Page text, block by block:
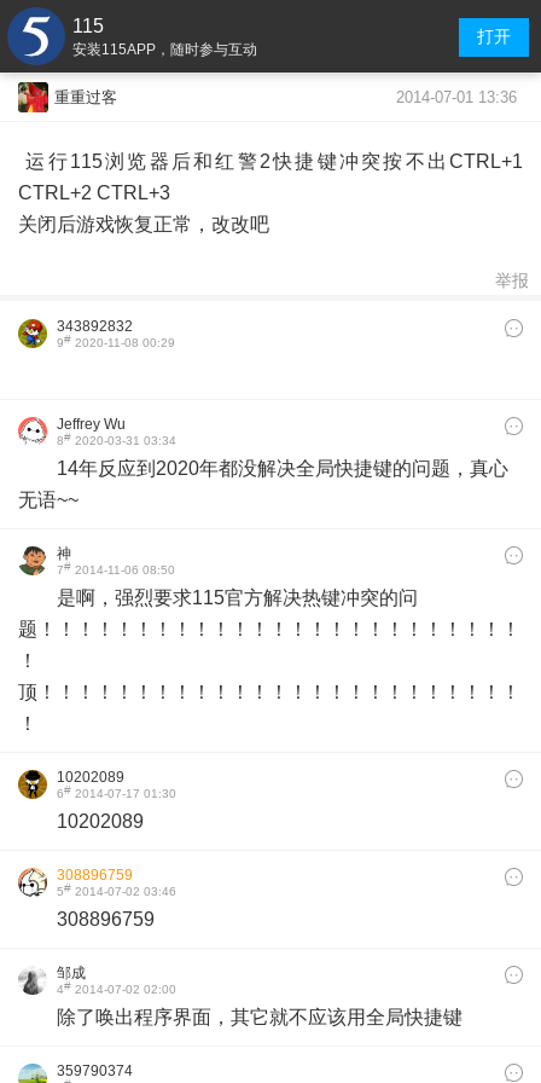
115
安装115APP，随时参与互动
打开
重重过客 2014-07-01 13:36
运行115浏览器后和红警2快捷键冲突按不出CTRL+1
CTRL+2 CTRL+3
关闭后游戏恢复正常，改改吧
举报
343892832
9# 2020-11-08 00:29
Jeffrey Wu
8# 2020-03-31 03:34
14年反应到2020年都没解决全局快捷键的问题，真心
无语~~
神
7# 2014-11-06 08:50
是啊，强烈要求115官方解决热键冲突的问
题！！！！！！！！！！！！！！！！！！！！！！！！！
！
顶！！！！！！！！！！！！！！！！！！！！！！！！！
！
10202089
6# 2014-07-17 01:30
10202089
308896759
5# 2014-07-02 03:46
308896759
邹成
4# 2014-07-02 02:00
除了唤出程序界面，其它就不应该用全局快捷键
359790374